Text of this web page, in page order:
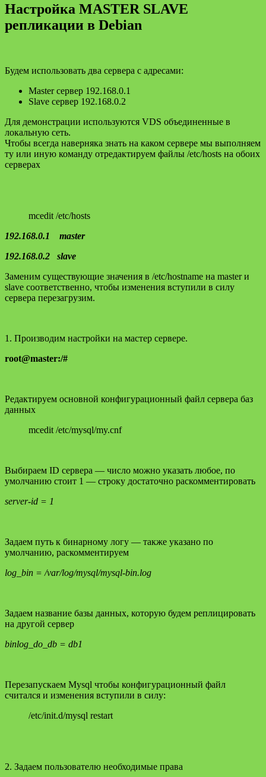
Настройка MASTER SLAVE
репликации в Debian
Будем использовать два сервера с адресами:
Master сервер 192.168.0.1
Slave сервер 192.168.0.2
Для демонстрации используются VDS объединенные в
локальную сеть.
Чтобы всегда наверняка знать на каком сервере мы выполняем
ту или иную команду отредактируем файлы /etc/hosts на обоих
серверах
mcedit /etc/hosts
192.168.0.1 master
192.168.0.2 slave
Заменим существующие значения в /etc/hostname на master и
slave соответственно, чтобы изменения вступили в силу
сервера перезагрузим.
1. Производим настройки на мастер сервере.
root@master:/#
Редактируем основной конфигурационный файл сервера баз
данных
mcedit /etc/mysql/my.cnf
Выбираем ID сервера — число можно указать любое, по
умолчанию стоит 1 — строку достаточно раскомментировать
server-id = 1
Задаем путь к бинарному логу — также указано по
умолчанию, раскомментируем
log_bin = /var/log/mysql/mysql-bin.log
Задаем название базы данных, которую будем реплицировать
на другой сервер
binlog_do_db = db1
Перезапускаем Mysql чтобы конфигурационный файл
считался и изменения вступили в силу:
/etc/init.d/mysql restart
2. Задаем пользователю необходимые права